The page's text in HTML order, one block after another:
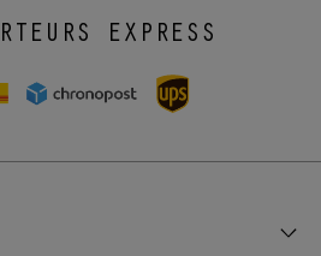
EXPRESS